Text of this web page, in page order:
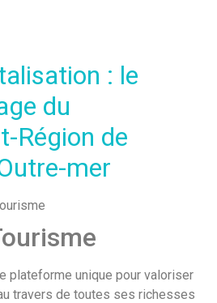
: le
du
Région de
mer
plateforme unique pour valoriser
travers de toutes ses richesses